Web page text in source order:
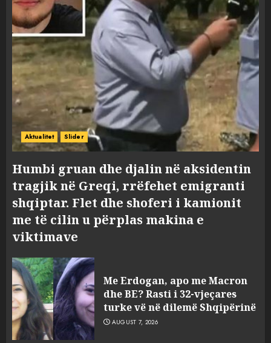
Aktualitet Slider
Humbi gruan dhe djalin në aksidentin
tragjik në Greqi, rrëfehet emigranti
shqiptar. Flet dhe shoferi i kamionit
me të cilin u përplas makina e
viktimave
Me Erdogan, apo me Macron
dhe BE? Rasti i 32-vjeçares
turke vë në dilemë Shqipërinë
AUGUST 7, 2026